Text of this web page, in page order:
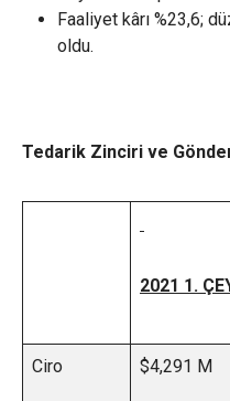
Faaliyet kârı %23,6;
oldu.
Tedarik Zinciri ve
2021 1.
Ciro $4,291 M